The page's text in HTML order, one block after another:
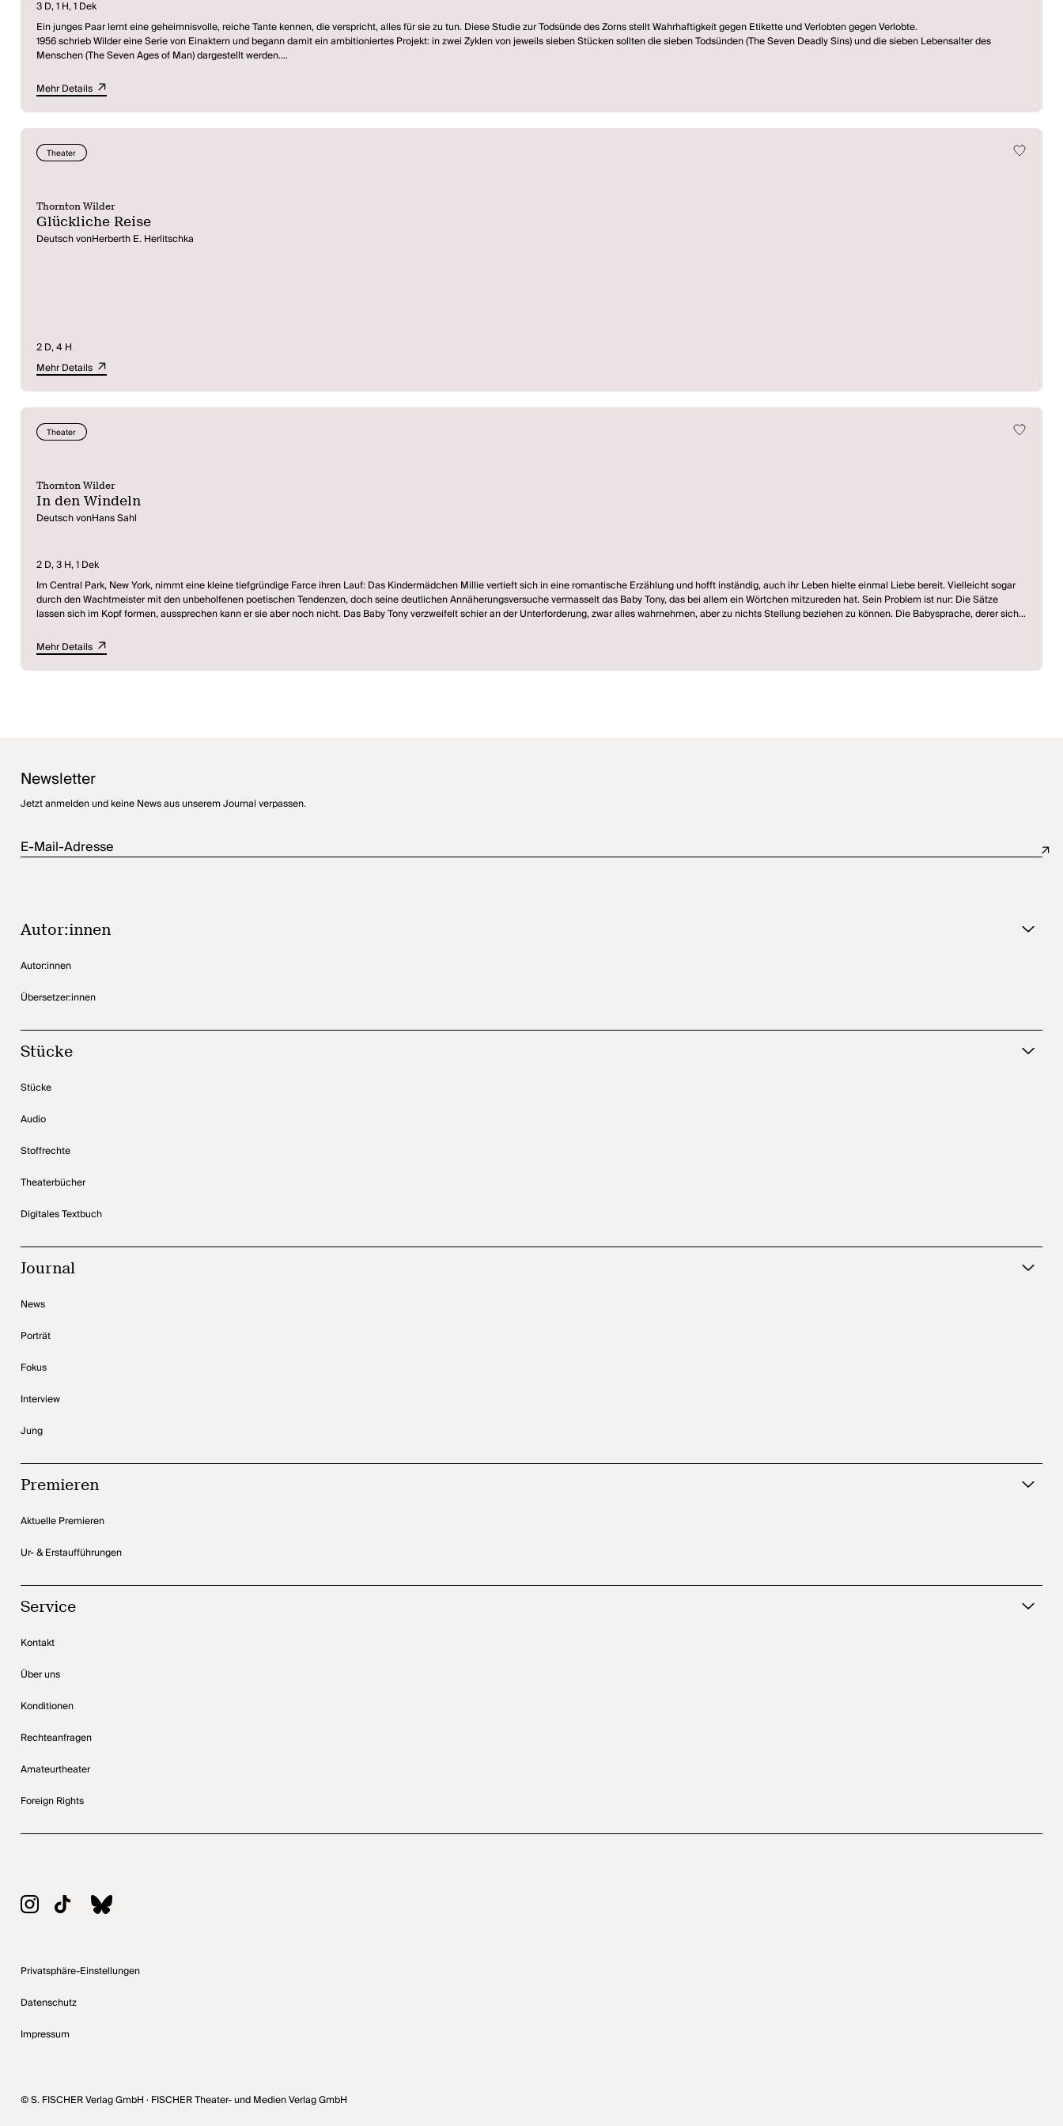
3 D, 1 H, 1 Dek
Ein junges Paar lernt eine geheimnisvolle, reiche Tante kennen, die verspricht, alles für sie zu tun. Diese Studie zur Todsünde des Zorns stellt Wahrhaftigkeit gegen Etikette und Verlobten gegen Verlobte.
1956 schrieb Wilder eine Serie von Einaktern und begann damit ein ambitioniertes Projekt: in zwei Zyklen von jeweils sieben Stücken sollten die sieben Todsünden (The Seven Deadly Sins) und die sieben Lebensalter des
Menschen (The Seven Ages of Man) dargestellt werden.
Vier der im Wilder Archiv der Yale University entdeckten Einakter sind in der Sammlung
uraufgeführt.
Mehr Details
Theater
Thornton Wilder
Glückliche Reise
Deutsch vonHerberth E. Herlitschka
2 D, 4 H
Mehr Details
Theater
Thornton Wilder
In den Windeln
Deutsch vonHans Sahl
2 D, 3 H, 1 Dek
Im Central Park, New York, nimmt eine kleine tiefgründige Farce ihren Lauf: Das Kindermädchen Millie vertieft sich in eine romantische Erzählung und hofft inständig, auch ihr Leben hielte einmal Liebe bereit. Vielleicht sogar
durch den Wachtmeister mit den unbeholfenen poetischen Tendenzen, doch seine deutlichen Annäherungsversuche vermasselt das Baby Tony, das bei allem ein Wörtchen mitzureden hat. Sein Problem ist nur: Die Sätze
lassen sich im Kopf formen, aussprechen kann er sie aber noch nicht. Das Baby Tony verzweifelt schier an der Unterforderung, zwar alles wahrnehmen, aber zu nichts Stellung beziehen zu können. Die Babysprache, derer sich
Das Baby Moe ist da besser dran, denn seine Mutter hat entdeckt, dass Baby Moe sich am schnellsten beruhigt, wenn man ihm das ABC, das Einmaleins, Straßennamen oder ähnliches vorsagt. Aber auch Moe denkt, dass die
Erwachsenen mit ihrem ständigen "mein kleiner Dummer" etc. über ihn lachen. Seine Mutter hält das Zusammenleben mit einem Baby eh für Krieg. Als das Kindermädchen Millie auch noch lautstark eine Hasstirade auf Babies
und darauf, wieviel Raum sie beanspruchen, hält, beschließt Moe dorthin zu gehen, wo "die Leute auf einen treten" - also ins Grab. Aber auch das Sterben hat ein Baby nicht selbst in der Hand. Tony bemüht sich darum, Moe
Mehr Details
Newsletter
Jetzt anmelden und keine News aus unserem Journal verpassen.
E-Mail-Adresse
Autor:innen
Autor:innen
Übersetzer:innen
Stücke
Stücke
Audio
Stoffrechte
Theaterbücher
Digitales Textbuch
Journal
News
Porträt
Fokus
Interview
Jung
Premieren
Aktuelle Premieren
Ur- & Erstaufführungen
Service
Kontakt
Über uns
Konditionen
Rechteanfragen
Amateurtheater
Foreign Rights
Privatsphäre-Einstellungen
Datenschutz
Impressum
© S. FISCHER Verlag GmbH · FISCHER Theater- und Medien Verlag GmbH